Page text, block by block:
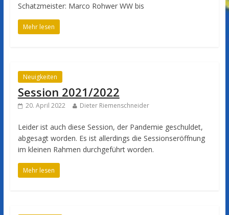
Schatzmeister: Marco Rohwer WW bis
Mehr lesen
Neuigkeiten
Session 2021/2022
20. April 2022 Dieter Riemenschneider
Leider ist auch diese Session, der Pandemie geschuldet,
abgesagt worden. Es ist allerdings die Sessionseröffnung
im kleinen Rahmen durchgeführt worden.
Mehr lesen